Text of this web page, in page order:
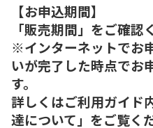
【お申込期間】
「販売期間」をご確認
※インターネットでお
いが完了した時点でお
す。
詳しくはご利用ガイド
達について」をご覧く